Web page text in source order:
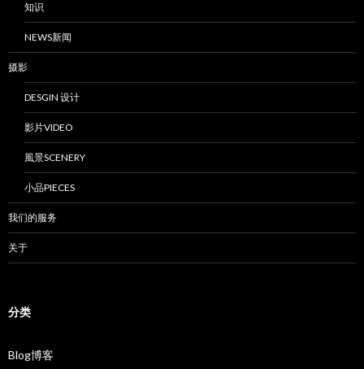
知识
NEWS新闻
摄影
DESGIN 设计
影片VIDEO
風景SCENERY
小品PIECES
我们的服务
关于
分类
Blog博客